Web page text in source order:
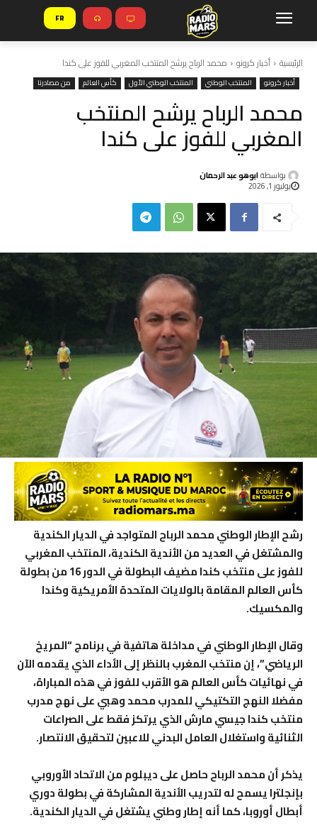
FR
الرئيسية أخبار كرونو محمد الرباح يرشح المنتخب المغربي للفوز على كندا
أخبار كرونو المنتخب الوطني المنتخب الوطني الأول كأس العالم من مصادرنا
محمد الرباح يرشح المنتخب
المغربي للفوز على كندا
بواسطةابوهو عبد الرحمان
يوليوز 1, 2026
رشح الإطار الوطني محمد الرباح المتواجد في الديار الكندية
والمشتغل في العديد من الأندية الكندية، المنتخب المغربي
للفوز على منتخب كندا مضيف البطولة في الدور 16 من بطولة
كأس العالم المقامة بالولايات المتحدة الأمريكية وكندا
والمكسيك.
وقال الإطار الوطني في مداخلة هاتفية في برنامج “المريخ
الرياضي”، إن منتخب المغرب بالنظر إلى الأداء الذي يقدمه الآن
في نهائيات كأس العالم هو الأقرب للفوز في هذه المباراة،
مفضلا النهج التكتيكي للمدرب محمد وهبي على نهج مدرب
منتخب كندا جيسي مارش الذي يرتكز فقط على الصراعات
الثنائية واستغلال العامل البدني للاعبين لتحقيق الانتصار.
يذكر أن محمد الرباح حاصل على ديبلوم من الاتحاد الأوروبي
بإنجلترا يسمح له لتدريب الأندية المشاركة في بطولة دوري
أبطال أوروبا، كما أنه إطار وطني يشتغل في الديار الكندية.